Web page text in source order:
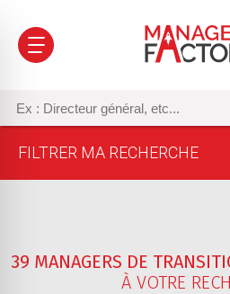
FILTRER MA RECHERCHE
39 MANAGERS DE
À VOTRE